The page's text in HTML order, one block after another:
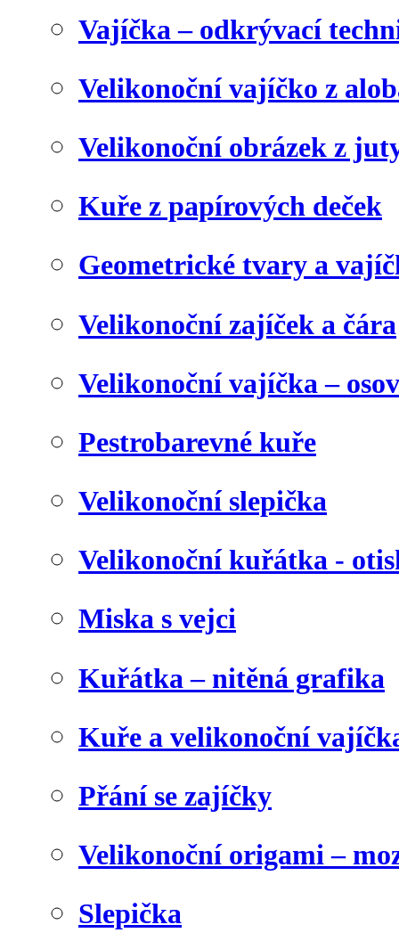
Vajíčka – odkrývací
Velikonoční vajíčko z
Velikonoční obrázek z
Kuře z papírových deček
Geometrické tvary a
Velikonoční zajíček a čára
Velikonoční vajíčka –
Pestrobarevné kuře
Velikonoční slepička
Velikonoční kuřátka -
Miska s vejci
Kuřátka – nitěná grafika
Kuře a velikonoční
Přání se zajíčky
Velikonoční origami –
Slepička